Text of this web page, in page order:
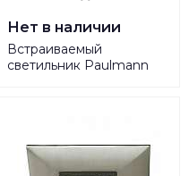
Нет в наличии
Встраиваемый
светильник Paulmann